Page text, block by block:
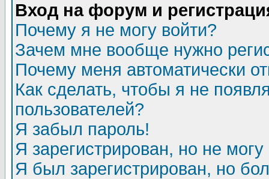
Вход на форум и
Почему я не могу войти?
Зачем мне вообще нужно
Почему меня автоматически
Как сделать, чтобы я не
пользователей?
Я забыл пароль!
Я зарегистрирован, но не могу
Я был зарегистрирован, но